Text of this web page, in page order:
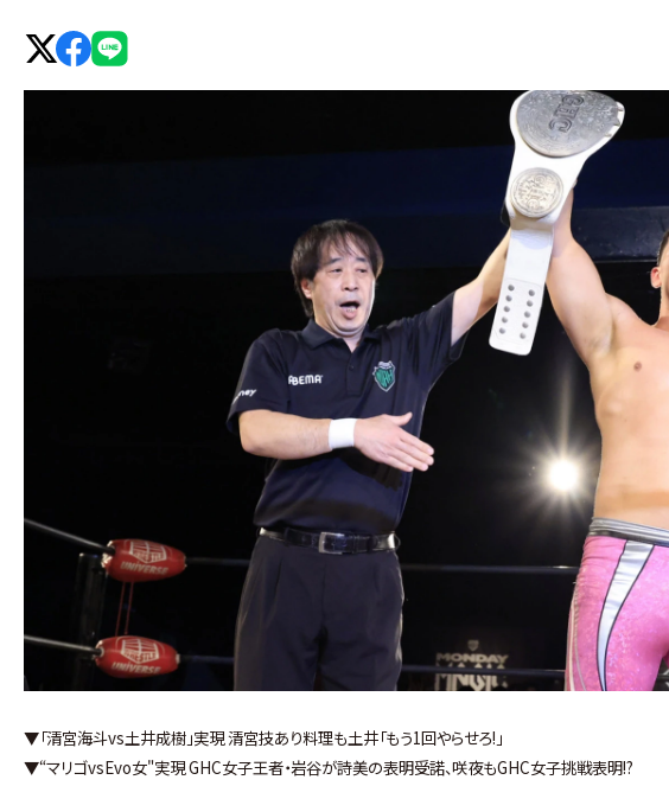
グ・
▼「清宮海斗vs土井成樹」実現 清宮技あり料理も土井「もう1回やらせろ!」
▼“マリゴvsEvo女"実現 GHC女子王者・岩谷が詩美の表明受諾、咲夜もGHC女子挑戦表明!?